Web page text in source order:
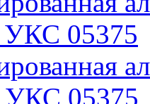
05375
05375